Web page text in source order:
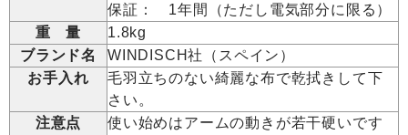
保証： 1年間（ただし電気部分に限る）
重 量
1.8kg
ブランド名
WINDISCH社（スペイン）
お手入れ
毛羽立ちのない綺麗な布で乾拭きして下
さい。
注意点
使い始めはアームの動きが若干硬いです